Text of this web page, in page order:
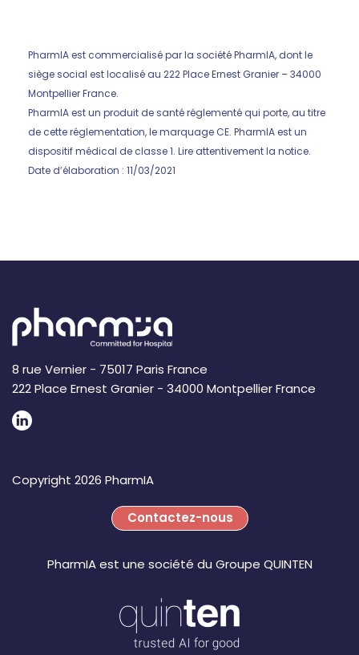
PharmIA est commercialisé par la société PharmIA, dont le
siège social est localisé au 222 Place Ernest Granier – 34000
Montpellier France.
PharmIA est un produit de santé réglementé qui porte, au titre
de cette réglementation, le marquage CE. PharmIA est un
dispositif médical de classe 1. Lire attentivement la notice.
Date d’élaboration : 11/03/2021
8 rue Vernier - 75017 Paris France
222 Place Ernest Granier - 34000 Montpellier France
Copyright 2026 PharmIA
Contactez-nous
PharmIA est une société du Groupe QUINTEN